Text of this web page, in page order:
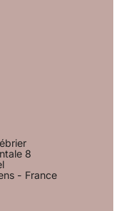
8
- France